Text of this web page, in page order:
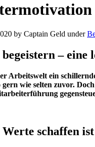
by Captain Geld under
– eine
Arbeitswelt ein
gern wie selten zuvor.
schaffen